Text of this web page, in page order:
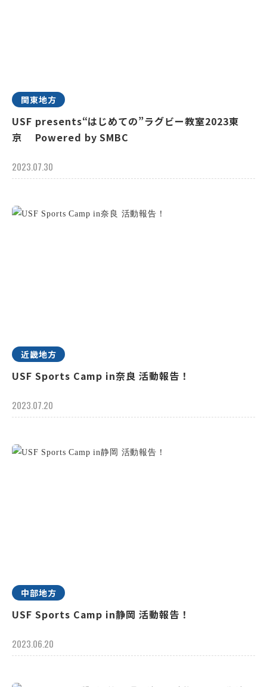
関東地方
USF presents“はじめての”ラグビー教室2023東
京 Powered by SMBC
2023.07.30
近畿地方
USF Sports Camp in奈良 活動報告！
2023.07.20
中部地方
USF Sports Camp in静岡 活動報告！
2023.06.20